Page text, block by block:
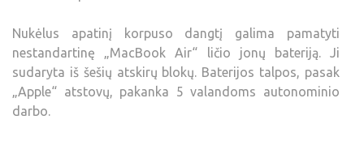
Nukėlus apatinį korpuso dangtį galima pamatyti
nestandartinę „MacBook Air“ ličio jonų bateriją. Ji
sudaryta iš šešių atskirų blokų. Baterijos talpos, pasak
„Apple“ atstovų, pakanka 5 valandoms autonominio
darbo.